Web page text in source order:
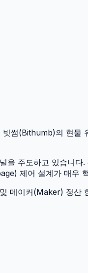
썸(Bithumb)의 현물
을 주도하고 있습니다.
제어 설계가 매우
메이커(Maker) 정산